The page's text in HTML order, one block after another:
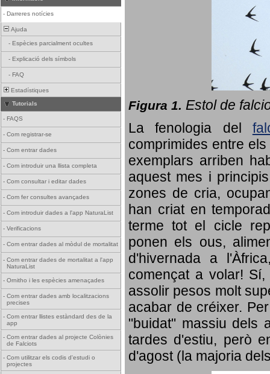
- Darreres notícies
Ajuda
- Espècies parcialment ocultes
- Explicació dels símbols
- FAQ
Estadístiques
Tutorials
- FAQS
- Com registrar-se
- Com entrar dades
- Com introduir una llista completa
- Com consultar i editar dades
- Com fer consultes avançades
- Com introduir dades a l'app NaturaList
- Verificacions
- Com entrar dades al mòdul de mortalitat
- Com entrar dades de mortalitat a l'app
NaturaList
- Ornitho i les espècies amenaçades
- Com entrar dades amb localitzacions
precises
- Com entrar llistes estàndard des de la
app
- Com entrar dades al projecte Colònies
de Falciots
- Com utilitzar els codis d'estudi o
projectes
Figura 1. Estol de
La fenologia del
comprimides entre
exemplars arriben
aquest mes i
zones de cria,
han criat en
terme tot el cicle
ponen els ous,
d'hivernada a
començat a volar!
assolir pesos molt
acabar de créixer.
"buidat" massiu dels
tardes d'estiu, però
d'agost (la majoria